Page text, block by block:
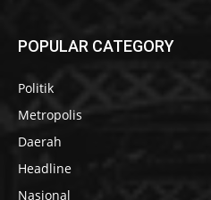
POPULAR CATEGORY
Politik
Metropolis
Daerah
Headline
Nasional